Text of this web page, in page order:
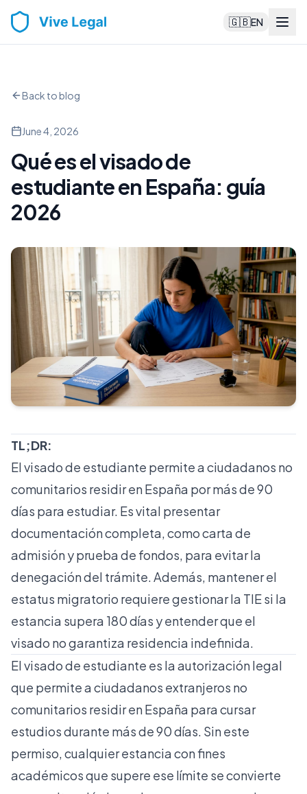
🇬🇧EN
Back to blog
June 4, 2026
Qué es el visado de
estudiante en España: guía
2026
TL;DR:
El visado de estudiante permite a ciudadanos no
comunitarios residir en España por más de 90
días para estudiar. Es vital presentar
documentación completa, como carta de
admisión y prueba de fondos, para evitar la
denegación del trámite. Además, mantener el
estatus migratorio requiere gestionar la TIE si la
estancia supera 180 días y entender que el
visado no garantiza residencia indefinida.
El visado de estudiante es la autorización legal
que permite a ciudadanos extranjeros no
comunitarios residir en España para cursar
estudios durante más de 90 días. Sin este
permiso, cualquier estancia con fines
académicos que supere ese límite se convierte